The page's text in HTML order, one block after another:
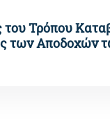
Τρόπου
των Αποδοχών